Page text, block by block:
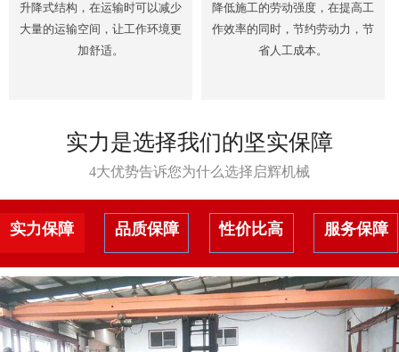
升降式结构，在运输时可以减少
大量的运输空间，让工作环境更
加舒适。
降低施工的劳动强度，在提高工
作效率的同时，节约劳动力，节
省人工成本。
实力是选择我们的坚实保障
4大优势告诉您为什么选择启辉机械
实力保障 品质保障 性价比高 服务保障